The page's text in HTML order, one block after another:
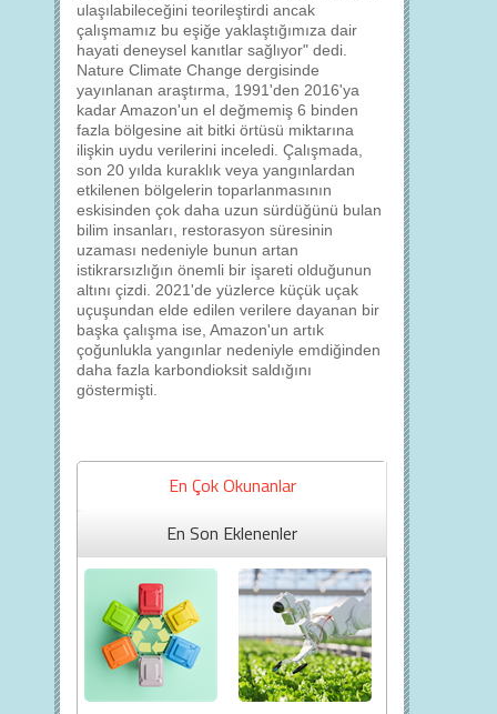
ulaşılabileceğini teorileştirdi ancak
çalışmamız bu eşiğe yaklaştığımıza dair
hayati deneysel kanıtlar sağlıyor" dedi.
Nature Climate Change dergisinde
yayınlanan araştırma, 1991'den 2016'ya
kadar Amazon'un el değmemiş 6 binden
fazla bölgesine ait bitki örtüsü miktarına
ilişkin uydu verilerini inceledi. Çalışmada,
son 20 yılda kuraklık veya yangınlardan
etkilenen bölgelerin toparlanmasının
eskisinden çok daha uzun sürdüğünü bulan
bilim insanları, restorasyon süresinin
uzaması nedeniyle bunun artan
istikrarsızlığın önemli bir işareti olduğunun
altını çizdi. 2021'de yüzlerce küçük uçak
uçuşundan elde edilen verilere dayanan bir
başka çalışma ise, Amazon'un artık
çoğunlukla yangınlar nedeniyle emdiğinden
daha fazla karbondioksit saldığını
göstermişti.
En Çok Okunanlar
En Son Eklenenler